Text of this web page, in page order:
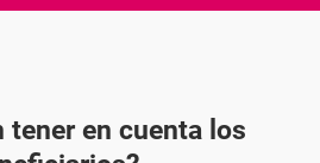
tener en cuenta los